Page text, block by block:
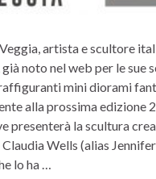
artista e scultore
noto nel web per le sue
mini diorami
alla prossima edizione
presenterà la scultura
Claudia Wells (alias
lo ha …